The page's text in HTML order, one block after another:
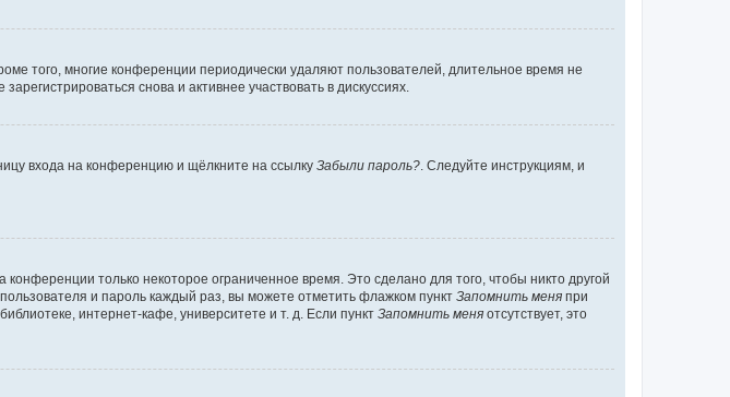
того, многие конференции периодически удаляют пользователей, длительное время не
снова и активнее участвовать в дискуссиях.
входа на конференцию и щёлкните на ссылку Забыли пароль?. Следуйте инструкциям, и
только некоторое ограниченное время. Это сделано для того, чтобы никто другой
и пароль каждый раз, вы можете отметить флажком пункт Запомнить меня при
интернет-кафе, университете и т. д. Если пункт Запомнить меня отсутствует, это